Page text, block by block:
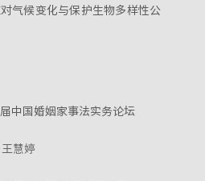
气候变化与保护生物多样性公
中国婚姻家事法实务论坛
慧婷